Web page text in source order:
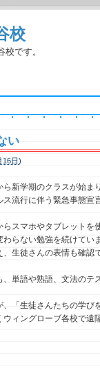
校
です。
い
16日)
新学期のクラスが始ま
流行に伴う緊急事態宣
スマホやタブレットを
らない勉強を続けてい
生徒さんの表情も確認
単語や熟語、文法のテ
「生徒さんたちの学び
ィングローブ各校で遠